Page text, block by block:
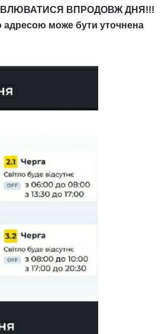
ВПРОДОВЖ ДНЯ!!!
може бути уточнена